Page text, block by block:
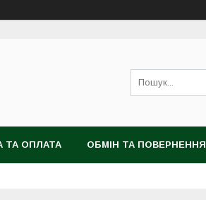
ТА ОПЛАТА ОБМІН ТА ПОВЕРНЕННЯ